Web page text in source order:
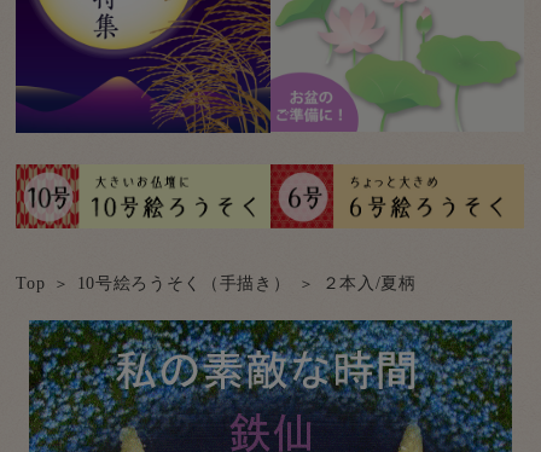
Top 10号絵ろうそく（手描き） ２本入/夏柄